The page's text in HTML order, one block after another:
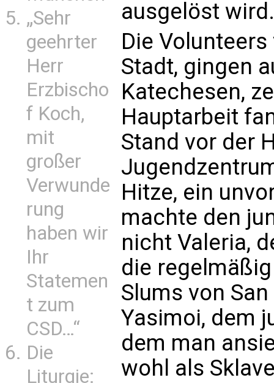
„Sehr
geehrter
Herr
Erzbischo
f Koch,
mit
großer
Verwunde
rung
haben wir
Ihr
Statemen
t zum
CSD…“
Die
Liturgie:
ausgelöst wird.
Die
Stadt, gingen
Katechesen,
Hauptarbeit
Stand vor der
Hitze, ein
machte den
nicht Valeria,
die
Slums von
Yasimoi, dem
dem man
wohl als